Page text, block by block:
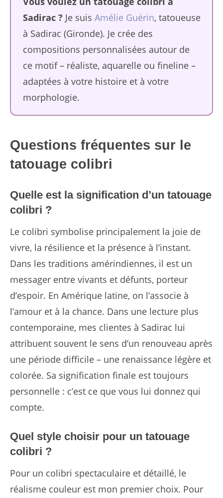
Sadirac ? Je suis Amélie Guérin, tatoueuse
à Sadirac (Gironde). Je crée des
compositions personnalisées autour de
ce motif – réaliste, aquarelle ou fineline –
adaptées à votre histoire et à votre
morphologie.
Questions fréquentes sur le
tatouage colibri
Quelle est la signification d’un tatouage
colibri ?
Le colibri symbolise principalement la joie de
vivre, la résilience et la présence à l’instant.
Dans les traditions amérindiennes, il est un
messager entre vivants et défunts, porteur
d’espoir. En Amérique latine, on l’associe à
l’amour et à la chance. Dans une lecture plus
contemporaine, mes clientes à Sadirac lui
attribuent souvent le sens d’un renouveau après
une période difficile – une renaissance légère et
colorée. Sa signification finale est toujours
personnelle : c’est ce que vous lui donnez qui
compte.
Quel style choisir pour un tatouage
colibri ?
Pour un colibri spectaculaire et détaillé, le
réalisme couleur est mon premier choix. Pour